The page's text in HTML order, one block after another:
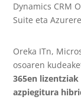
Dynamics CRM
Suite eta
Oreka ITn,
osoaren
365en
azpiegitura